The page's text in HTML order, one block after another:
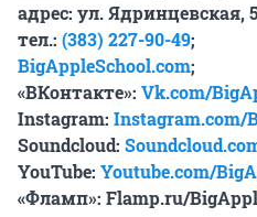
адрес: ул. Ядринцевская,
тел.: (383) 227-90-49;
BigAppleSchool.com;
«ВКонтакте»: Vk.com/
Instagram: Instagram.com/
Soundcloud:
YouTube: Youtube.com/
«Фламп»: Flamp.ru/